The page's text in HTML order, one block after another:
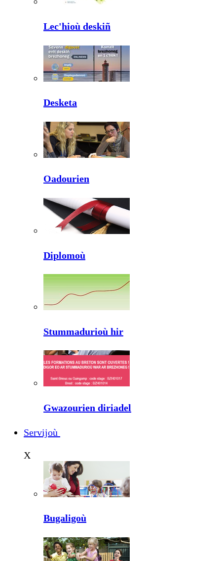
Lec'hioù deskiñ
Desketa
Oadourien
Diplomoù
Stummadurioù hir
Gwazourien diriadel
Servijoù
X
Bugaligoù